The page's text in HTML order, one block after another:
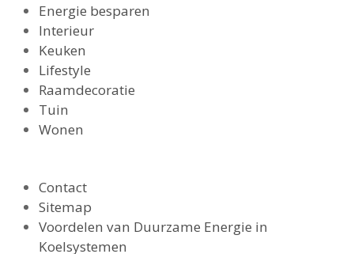
Energie besparen
Interieur
Keuken
Lifestyle
Raamdecoratie
Tuin
Wonen
Contact
Sitemap
Voordelen van Duurzame Energie in
Koelsystemen